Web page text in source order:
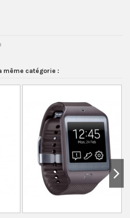
même catégorie :